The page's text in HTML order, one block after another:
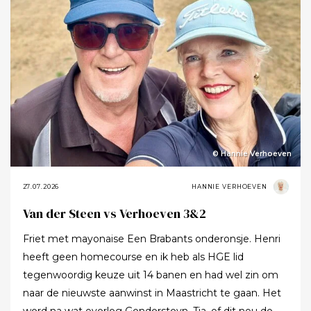
© Hannie Verhoeven
27.07.2026 HANNIE VERHOEVEN
Van der Steen vs Verhoeven 3&2
Friet met mayonaise Een Brabants onderonsje. Henri
heeft geen homecourse en ik heb als HGE lid
tegenwoordig keuze uit 14 banen en had wel zin om
naar de nieuwste aanwinst in Maastricht te gaan. Het